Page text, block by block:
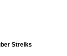
Streiks